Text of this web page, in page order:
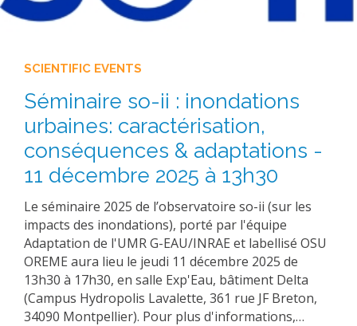
SCIENTIFIC EVENTS
Séminaire so-ii : inondations
urbaines: caractérisation,
conséquences & adaptations -
11 décembre 2025 à 13h30
Le séminaire 2025 de l’observatoire so-ii (sur les
impacts des inondations), porté par l'équipe
Adaptation de l'UMR G-EAU/INRAE et labellisé OSU
OREME aura lieu le jeudi 11 décembre 2025 de
13h30 à 17h30, en salle Exp'Eau, bâtiment Delta
(Campus Hydropolis Lavalette, 361 rue JF Breton,
34090 Montpellier). Pour plus d'informations,…